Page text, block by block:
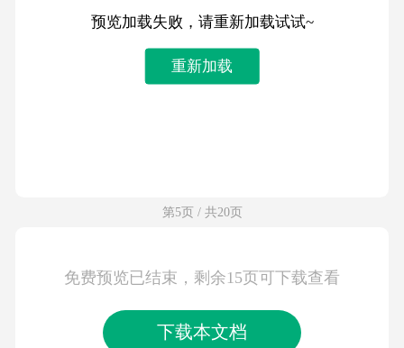
预览加载失败，请重新加载试试~
重新加载
第5页 / 共20页
免费预览已结束，剩余15页可下载查看
下载本文档